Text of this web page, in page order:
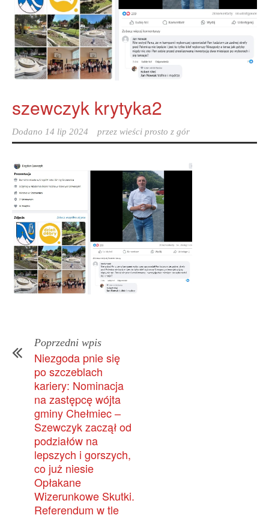
szewczyk krytyka2
Dodano 14 lip 2024 przez wieści prosto z gór
Poprzedni wpis
Niezgoda pnie się
po szczeblach
kariery: Nominacja
na zastępcę wójta
gminy Chełmiec –
Szewczyk zaczął od
podziałów na
lepszych i gorszych,
co już niesie
Opłakane
Wizerunkowe Skutki.
Referendum w tle